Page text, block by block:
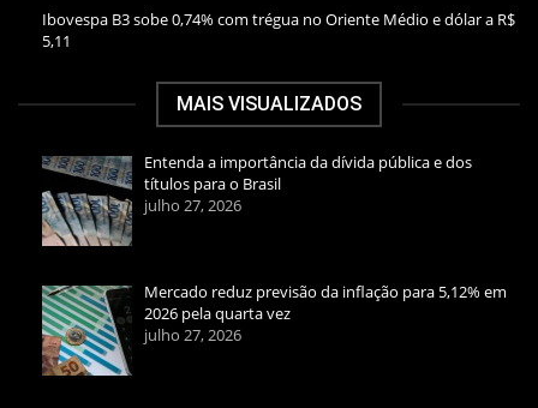
Ibovespa B3 sobe 0,74% com trégua no Oriente Médio e dólar a R$
5,11
MAIS VISUALIZADOS
Entenda a importância da dívida pública e dos
títulos para o Brasil
julho 27, 2026
Mercado reduz previsão da inflação para 5,12% em
2026 pela quarta vez
julho 27, 2026